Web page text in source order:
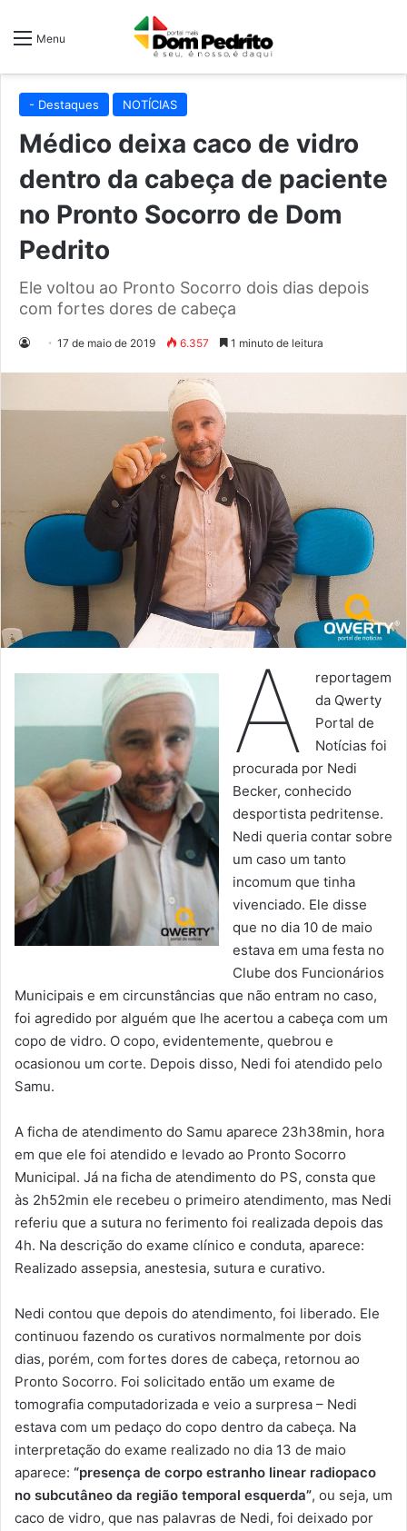
Menu
- Destaques NOTÍCIAS
Médico deixa caco de vidro
dentro da cabeça de paciente
no Pronto Socorro de Dom
Pedrito
Ele voltou ao Pronto Socorro dois dias depois
com fortes dores de cabeça
17 de maio de 2019 6.357 1 minuto de leitura
A
reportagem
da Qwerty
Portal de
Notícias foi
procurada por Nedi
Becker, conhecido
desportista pedritense.
Nedi queria contar sobre
um caso um tanto
incomum que tinha
vivenciado. Ele disse
que no dia 10 de maio
estava em uma festa no
Clube dos Funcionários
Municipais e em circunstâncias que não entram no caso,
foi agredido por alguém que lhe acertou a cabeça com um
copo de vidro. O copo, evidentemente, quebrou e
ocasionou um corte. Depois disso, Nedi foi atendido pelo
Samu.
A ficha de atendimento do Samu aparece 23h38min, hora
em que ele foi atendido e levado ao Pronto Socorro
Municipal. Já na ficha de atendimento do PS, consta que
às 2h52min ele recebeu o primeiro atendimento, mas Nedi
referiu que a sutura no ferimento foi realizada depois das
4h. Na descrição do exame clínico e conduta, aparece:
Realizado assepsia, anestesia, sutura e curativo.
Nedi contou que depois do atendimento, foi liberado. Ele
continuou fazendo os curativos normalmente por dois
dias, porém, com fortes dores de cabeça, retornou ao
Pronto Socorro. Foi solicitado então um exame de
tomografia computadorizada e veio a surpresa – Nedi
estava com um pedaço do copo dentro da cabeça. Na
interpretação do exame realizado no dia 13 de maio
aparece: “presença de corpo estranho linear radiopaco
no subcutâneo da região temporal esquerda”, ou seja, um
caco de vidro, que nas palavras de Nedi, foi deixado por